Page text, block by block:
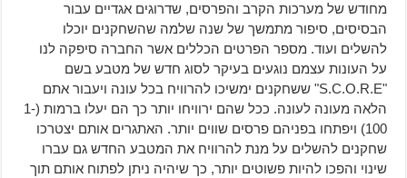
מחודש של מערכות הקרב והפרסים, שדרוגים אגדיים עבור
הבסיסים, סיפור מתמשך של שנה שלמה שהשחקנים יוכלו
להשלים ועוד. מספר הפרטים הכללים אשר החברה סיפקה לנו
על העונות עצמם נוגעים בעיקר לסוג חדש של מטבע בשם
"S.C.O.R.E" ששחקנים ימשיכו להרוויח בכל עונה ויעבור אתם
הלאה מעונה לעונה. ככל שהם ירוויחו יותר כך הם יעלו ברמות (1-
100) ויפתחו בפניהם פרסים שווים יותר. האתגרים אותם יצטרכו
שחקנים להשלים על מנת להרוויח את המטבע החדש גם עברו
שינוי והפכו להיות פשוטים יותר, כך שיהיה ניתן לפתוח אותם תוך